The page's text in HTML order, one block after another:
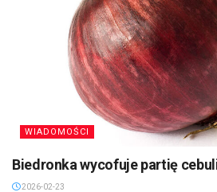
WIADOMOŚCI
Biedronka wycofuje partię
2026-02-23